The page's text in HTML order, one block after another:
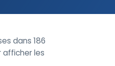
dans 186
afficher les